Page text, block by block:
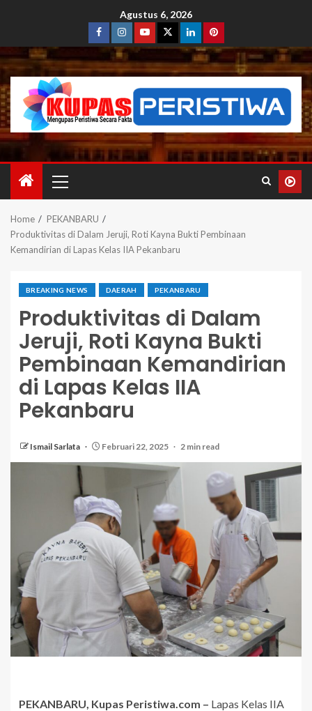
Agustus 6, 2026
Home
PEKANBARU
Produktivitas di Dalam Jeruji, Roti Kayna Bukti Pembinaan
Kemandirian di Lapas Kelas IIA Pekanbaru
BREAKING NEWS DAERAH PEKANBARU
Produktivitas di Dalam
Jeruji, Roti Kayna Bukti
Pembinaan Kemandirian
di Lapas Kelas IIA
Pekanbaru
Ismail Sarlata Februari 22, 2025 2 min read
PEKANBARU, Kupas Peristiwa.com – Lapas Kelas IIA